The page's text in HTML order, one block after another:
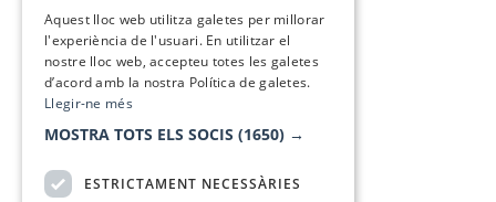
Aquest lloc web utilitza galetes per millorar
l'experiència de l'usuari. En utilitzar el
nostre lloc web, accepteu totes les galetes
d’acord amb la nostra Política de galetes.
Llegir-ne més
MOSTRA TOTS ELS SOCIS (1650) →
ESTRICTAMENT NECESSÀRIES